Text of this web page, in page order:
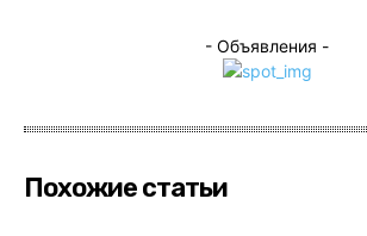
- Объявления -
Похожие статьи